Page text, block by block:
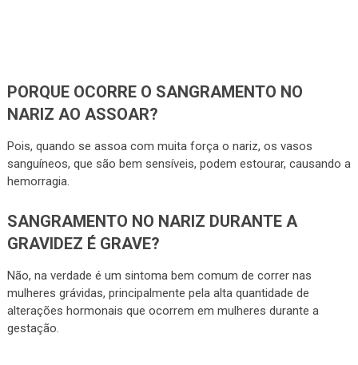
PORQUE OCORRE O SANGRAMENTO NO
NARIZ AO ASSOAR?
Pois, quando se assoa com muita força o nariz, os vasos
sanguíneos, que são bem sensíveis, podem estourar, causando a
hemorragia.
SANGRAMENTO NO NARIZ DURANTE A
GRAVIDEZ É GRAVE?
Não, na verdade é um sintoma bem comum de correr nas
mulheres grávidas, principalmente pela alta quantidade de
alterações hormonais que ocorrem em mulheres durante a
gestação.